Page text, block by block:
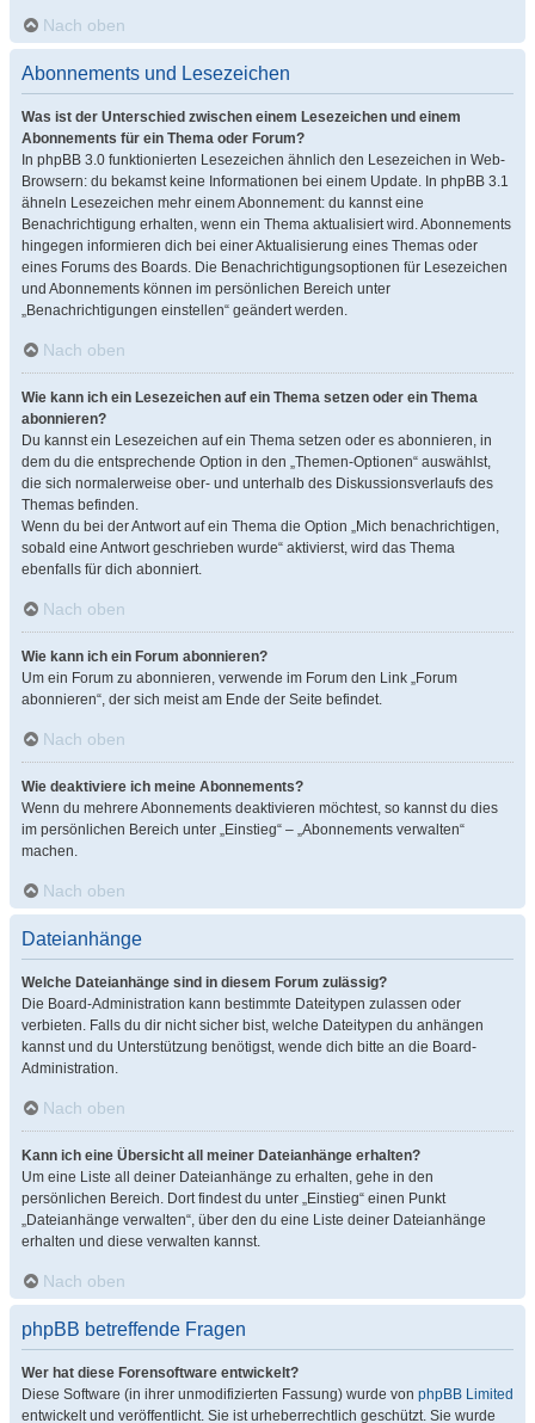
Nach oben
Abonnements und Lesezeichen
Was ist der Unterschied zwischen einem Lesezeichen und einem
Abonnements für ein Thema oder Forum?
In phpBB 3.0 funktionierten Lesezeichen ähnlich den Lesezeichen in Web-
Browsern: du bekamst keine Informationen bei einem Update. In phpBB 3.1
ähneln Lesezeichen mehr einem Abonnement: du kannst eine
Benachrichtigung erhalten, wenn ein Thema aktualisiert wird. Abonnements
hingegen informieren dich bei einer Aktualisierung eines Themas oder
eines Forums des Boards. Die Benachrichtigungsoptionen für Lesezeichen
und Abonnements können im persönlichen Bereich unter
„Benachrichtigungen einstellen“ geändert werden.
Nach oben
Wie kann ich ein Lesezeichen auf ein Thema setzen oder ein Thema
abonnieren?
Du kannst ein Lesezeichen auf ein Thema setzen oder es abonnieren, in
dem du die entsprechende Option in den „Themen-Optionen“ auswählst,
die sich normalerweise ober- und unterhalb des Diskussionsverlaufs des
Themas befinden.
Wenn du bei der Antwort auf ein Thema die Option „Mich benachrichtigen,
sobald eine Antwort geschrieben wurde“ aktivierst, wird das Thema
ebenfalls für dich abonniert.
Nach oben
Wie kann ich ein Forum abonnieren?
Um ein Forum zu abonnieren, verwende im Forum den Link „Forum
abonnieren“, der sich meist am Ende der Seite befindet.
Nach oben
Wie deaktiviere ich meine Abonnements?
Wenn du mehrere Abonnements deaktivieren möchtest, so kannst du dies
im persönlichen Bereich unter „Einstieg“ – „Abonnements verwalten“
machen.
Nach oben
Dateianhänge
Welche Dateianhänge sind in diesem Forum zulässig?
Die Board-Administration kann bestimmte Dateitypen zulassen oder
verbieten. Falls du dir nicht sicher bist, welche Dateitypen du anhängen
kannst und du Unterstützung benötigst, wende dich bitte an die Board-
Administration.
Nach oben
Kann ich eine Übersicht all meiner Dateianhänge erhalten?
Um eine Liste all deiner Dateianhänge zu erhalten, gehe in den
persönlichen Bereich. Dort findest du unter „Einstieg“ einen Punkt
„Dateianhänge verwalten“, über den du eine Liste deiner Dateianhänge
erhalten und diese verwalten kannst.
Nach oben
phpBB betreffende Fragen
Wer hat diese Forensoftware entwickelt?
Diese Software (in ihrer unmodifizierten Fassung) wurde von phpBB Limited
entwickelt und veröffentlicht. Sie ist urheberrechtlich geschützt. Sie wurde